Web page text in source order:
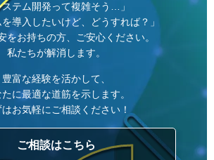
テム開発って複雑そう…」
を導入したいけど、どうすれば？」
をお持ちの方、ご安心ください。
私たちが解消します。
豊富な経験を活かして、
に最適な道筋を示します。
はお気軽にご相談ください！
ご相談はこちら